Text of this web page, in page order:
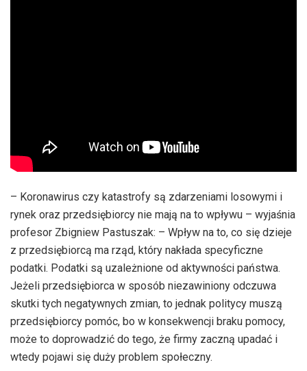
– Koronawirus czy katastrofy są zdarzeniami losowymi i
rynek oraz przedsiębiorcy nie mają na to wpływu – wyjaśnia
profesor Zbigniew Pastuszak: – Wpływ na to, co się dzieje
z przedsiębiorcą ma rząd, który nakłada specyficzne
podatki. Podatki są uzależnione od aktywności państwa.
Jeżeli przedsiębiorca w sposób niezawiniony odczuwa
skutki tych negatywnych zmian, to jednak politycy muszą
przedsiębiorcy pomóc, bo w konsekwencji braku pomocy,
może to doprowadzić do tego, że firmy zaczną upadać i
wtedy pojawi się duży problem społeczny.